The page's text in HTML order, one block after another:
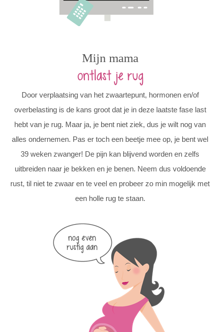
Mijn mama
ontlast je rug
Door verplaatsing van het zwaartepunt, hormonen en/of
overbelasting is de kans groot dat je in deze laatste fase last
hebt van je rug. Maar ja, je bent niet ziek, dus je wilt nog van
alles ondernemen. Pas er toch een beetje mee op, je bent wel
39 weken zwanger! De pijn kan blijvend worden en zelfs
uitbreiden naar je bekken en je benen. Neem dus voldoende
rust, til niet te zwaar en te veel en probeer zo min mogelijk met
een holle rug te staan.